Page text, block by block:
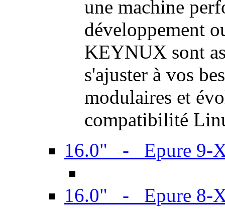
une machine
développement
KEYNUX sont
s'ajuster à vos
modulaires et
compatibilité
16.0" - Epure 9-
16.0" - Epure 8-